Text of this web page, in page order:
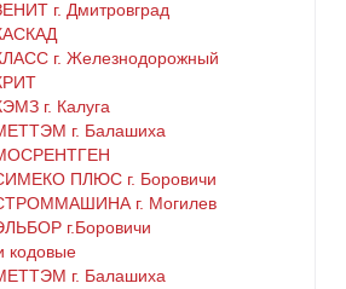
г. Дмитровград
г. Железнодорожный
г. Калуга
г. Балашиха
ПЛЮС г. Боровичи
г. Могилев
г.Боровичи
кодовые
г. Балашиха